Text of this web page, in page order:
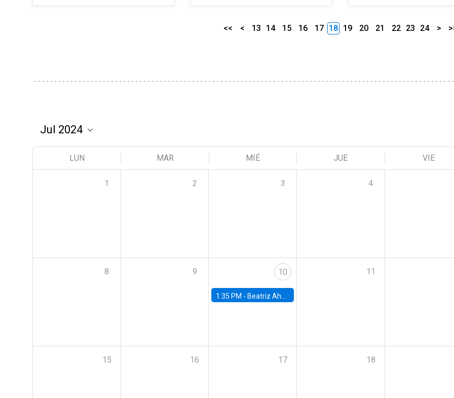
<< < 13 14 15 16 17 18 19 20 21 22 23 24 >
LUN MAR MIÉ JUE VIE
1 2 3 4
8 9 10
1:35 PM - Beatriz Ahumada, PhD candidate, Universidad de Pittsburgh
11
15 16 17 18